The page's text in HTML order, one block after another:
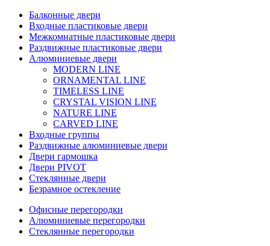
Балконные двери
Входные пластиковые двери
Межкомнатные пластиковые двери
Раздвижные пластиковые двери
Алюминиевые двери
MODERN LINE
ORNAMENTAL LINE
TIMELESS LINE
CRYSTAL VISION LINE
NATURE LINE
CARVED LINE
Входные группы
Раздвижные алюминиевые двери
Двери гармошка
Двери PIVOT
Стеклянные двери
Безрамное остекление
Офисные перегородки
Алюминиевые перегородки
Стеклянные перегородки